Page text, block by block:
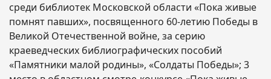
среди библиотек Московской области «Пока живые
помнят павших», посвященного 60-летию Победы в
Великой Отечественной войне, за серию
краеведческих библиографических пособий
«Памятники малой родины», «Солдаты Победы»; 3